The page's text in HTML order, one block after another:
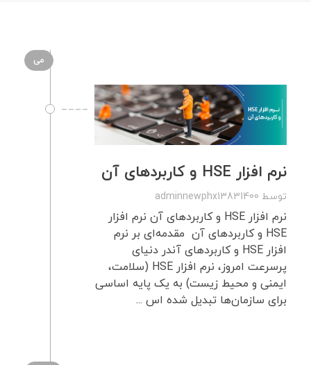
می
نرم‌ افزار HSE و کاربردهای آن
توسط adminnewphx13831400
نرم‌ افزار HSE و کاربردهای آن نرم‌ افزار
HSE و کاربردهای آن مقدمه‌ای بر نرم‌
افزار HSE و کاربردهای آندر دنیای
پرسرعت امروز، نرم‌ افزار HSE (سلامت،
ایمنی و محیط زیست) به یک پایه اساسی
برای سازمان‌ها تبدیل شده اس ...